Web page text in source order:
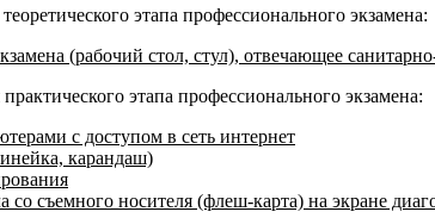
этапа профессионального экзамена:
(рабочий стол, стул), отвечающее
этапа профессионального экзамена:
с доступом в сеть интернет
карандаш)
со съемного носителя (флеш-карта) на экране